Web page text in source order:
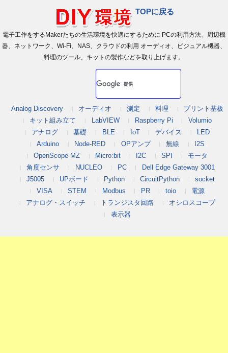
TOPに戻る
電子工作をするMakerたちの生活環境を快適にするために PCの利用方法、周辺機
器、ネットワーク、Wi-Fi、NAS、クラウドの利用 オーディオ、ビジュアル機器、
料理のツール、キットの製作などを取り上げます。
Analog Discovery オーディオ 測定 料理
プリント基板
キット組み立て
LabVIEW Raspberry Pi
Volumio
アナログ
基礎 BLE IoT デバイス
LED
Arduino
Node-RED OPアンプ 無線
I2S
OpenScope MZ
Micro:bit I2C SPI
モータ
角度センサ
NUCLEO PC
Dell Edge Gateway 3001
J5005
UPボード Python CircuitPython
socket
VISA
STEM Modbus PR toio
電源
アナログ・スイッチ
トランジスタ回路
オシロスコープ
表示器